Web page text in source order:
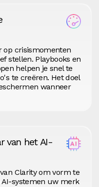
op crisismomenten
stellen. Playbooks en
helpen je snel te
te creëren. Het doel
wanneer
van het AI-
Clarity om vorm te
systemen uw merk